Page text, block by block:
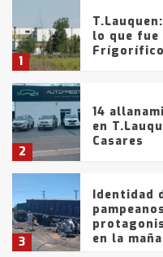
1
lo que
Frígorífico
2
14
en
Casares
3
Identidad
en la